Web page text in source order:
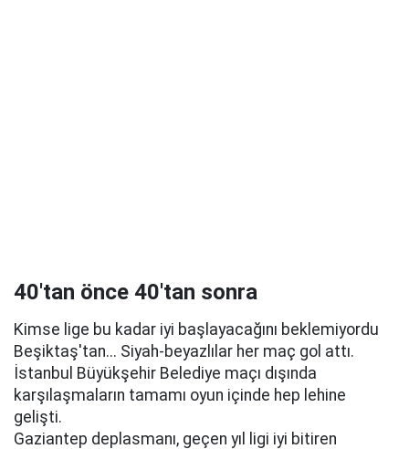
40'tan önce 40'tan sonra
Kimse lige bu kadar iyi başlayacağını beklemiyordu
Beşiktaş'tan... Siyah-beyazlılar her maç gol attı.
İstanbul Büyükşehir Belediye maçı dışında
karşılaşmaların tamamı oyun içinde hep lehine
gelişti.
Gaziantep deplasmanı, geçen yıl ligi iyi bitiren